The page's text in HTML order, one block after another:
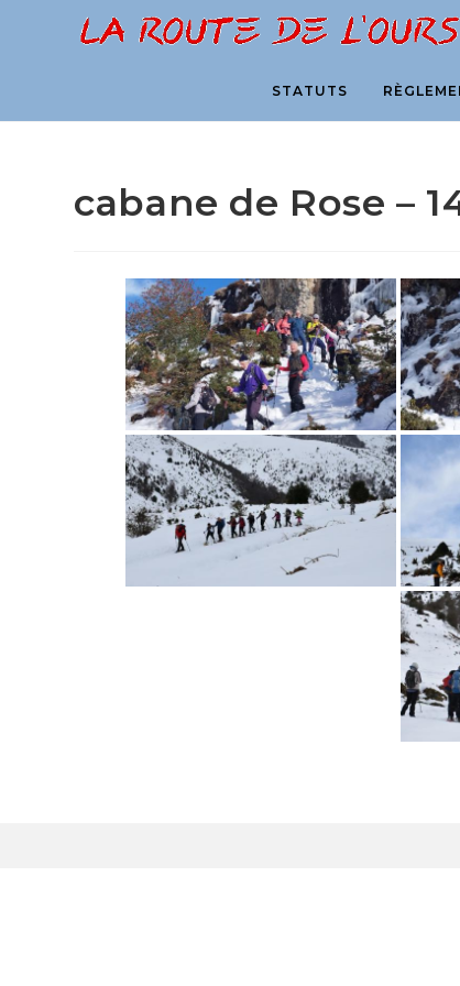
STATUTS
cabane de Rose –